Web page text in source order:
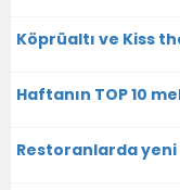
Köprüaltı ve Kiss
Haftanın TOP 10
Restoranlarda yeni